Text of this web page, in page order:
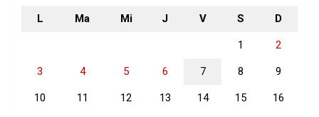
L Ma Mi J V S D
1 2
3 4 5 6 7 8 9
10 11 12 13 14 15 16